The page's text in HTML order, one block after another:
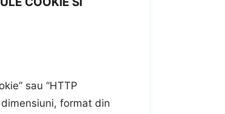
sau “HTTP
format din